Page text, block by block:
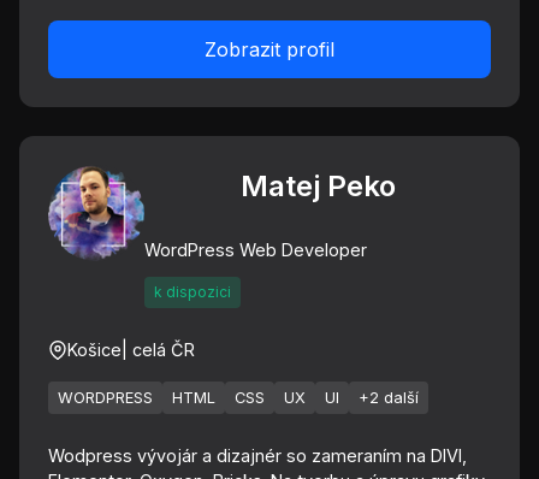
Zobrazit profil
Matej Peko
WordPress Web Developer
k dispozici
Košice | celá ČR
WORDPRESS HTML CSS UX UI +2 další
Wodpress vývojár a dizajnér so zameraním na DIVI,